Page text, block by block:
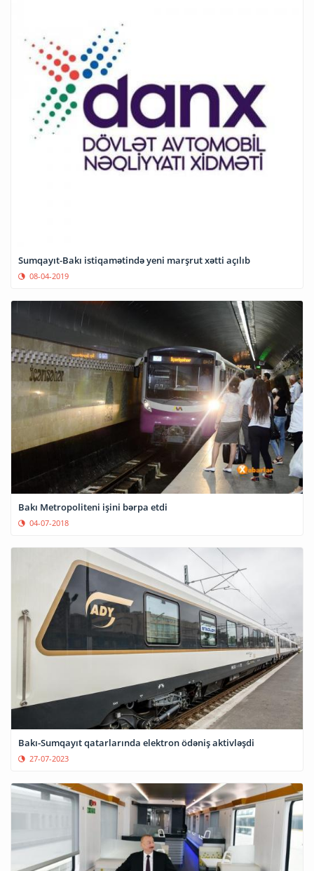
Sumqayıt-Bakı istiqamətində yeni marşrut xətti açılıb
08-04-2019
Bakı Metropoliteni işini bərpa etdi
04-07-2018
Bakı-Sumqayıt qatarlarında elektron ödəniş aktivləşdi
27-07-2023